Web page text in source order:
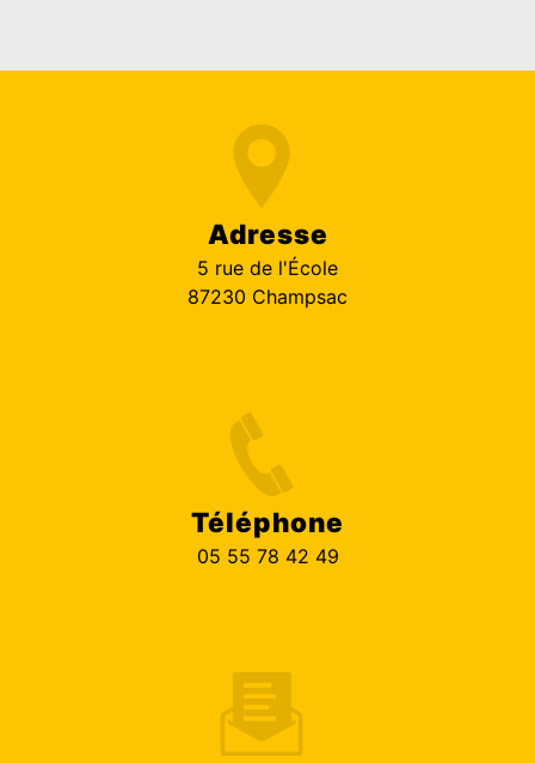
Adresse
5 rue de l'École
87230 Champsac
Téléphone
05 55 78 42 49